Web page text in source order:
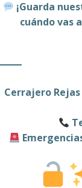
¡Guarda
cuándo vas
Cerrajero